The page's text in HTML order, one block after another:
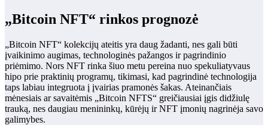
„Bitcoin NFT“ rinkos prognozė
„Bitcoin NFT“ kolekcijų ateitis yra daug žadanti, nes gali būti
įvaikinimo augimas, technologinės pažangos ir pagrindinio
priėmimo. Nors NFT rinka šiuo metu pereina nuo spekuliatyvaus
hipo prie praktinių programų, tikimasi, kad pagrindinė technologija
taps labiau integruota į įvairias pramonės šakas. Ateinančiais
mėnesiais ar savaitėmis „Bitcoin NFTS“ greičiausiai įgis didžiulę
trauką, nes daugiau menininkų, kūrėjų ir NFT įmonių nagrinėja savo
galimybes.